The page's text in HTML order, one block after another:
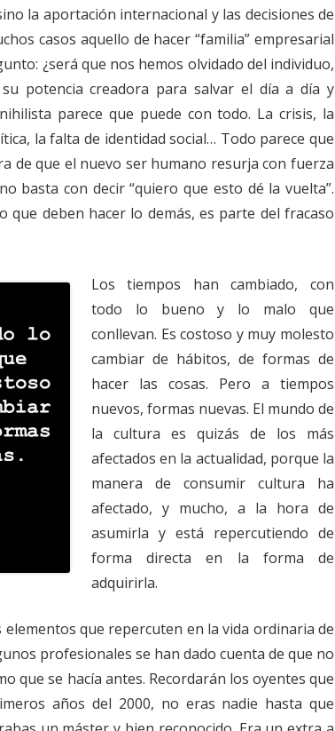
la aportación internacional y las decisiones de
casos aquello de hacer “familia” empresarial
¿será que nos hemos olvidado del individuo,
potencia creadora para salvar el día a día y
parece que puede con todo. La crisis, la
la falta de identidad social… Todo parece que
de que el nuevo ser humano resurja con fuerza
basta con decir “quiero que esto dé la vuelta”.
que deben hacer lo demás, es parte del fracaso
Los tiempos han cambiado, con
todo lo bueno y lo malo que
conllevan. Es costoso y muy molesto
cambiar de hábitos, de formas de
hacer las cosas. Pero a tiempos
nuevos, formas nuevas. El mundo de
la cultura es quizás de los más
afectados en la actualidad, porque la
manera de consumir cultura ha
afectado, y mucho, a la hora de
asumirla y está repercutiendo de
forma directa en la forma de
adquirirla.
elementos que repercuten en la vida ordinaria de
profesionales se han dado cuenta de que no
que se hacía antes. Recordarán los oyentes que
años del 2000, no eras nadie hasta que